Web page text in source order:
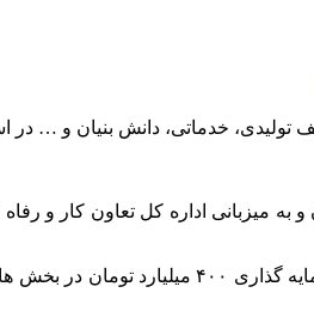
خدماتی، دانش بنیان و … در
میزبانی اداره کل تعاون کار و رفاه
وی با بیان اینکه جمعیت تعاون گران استان بالغ بر ۳۰ هزار نفر است، افزود: از